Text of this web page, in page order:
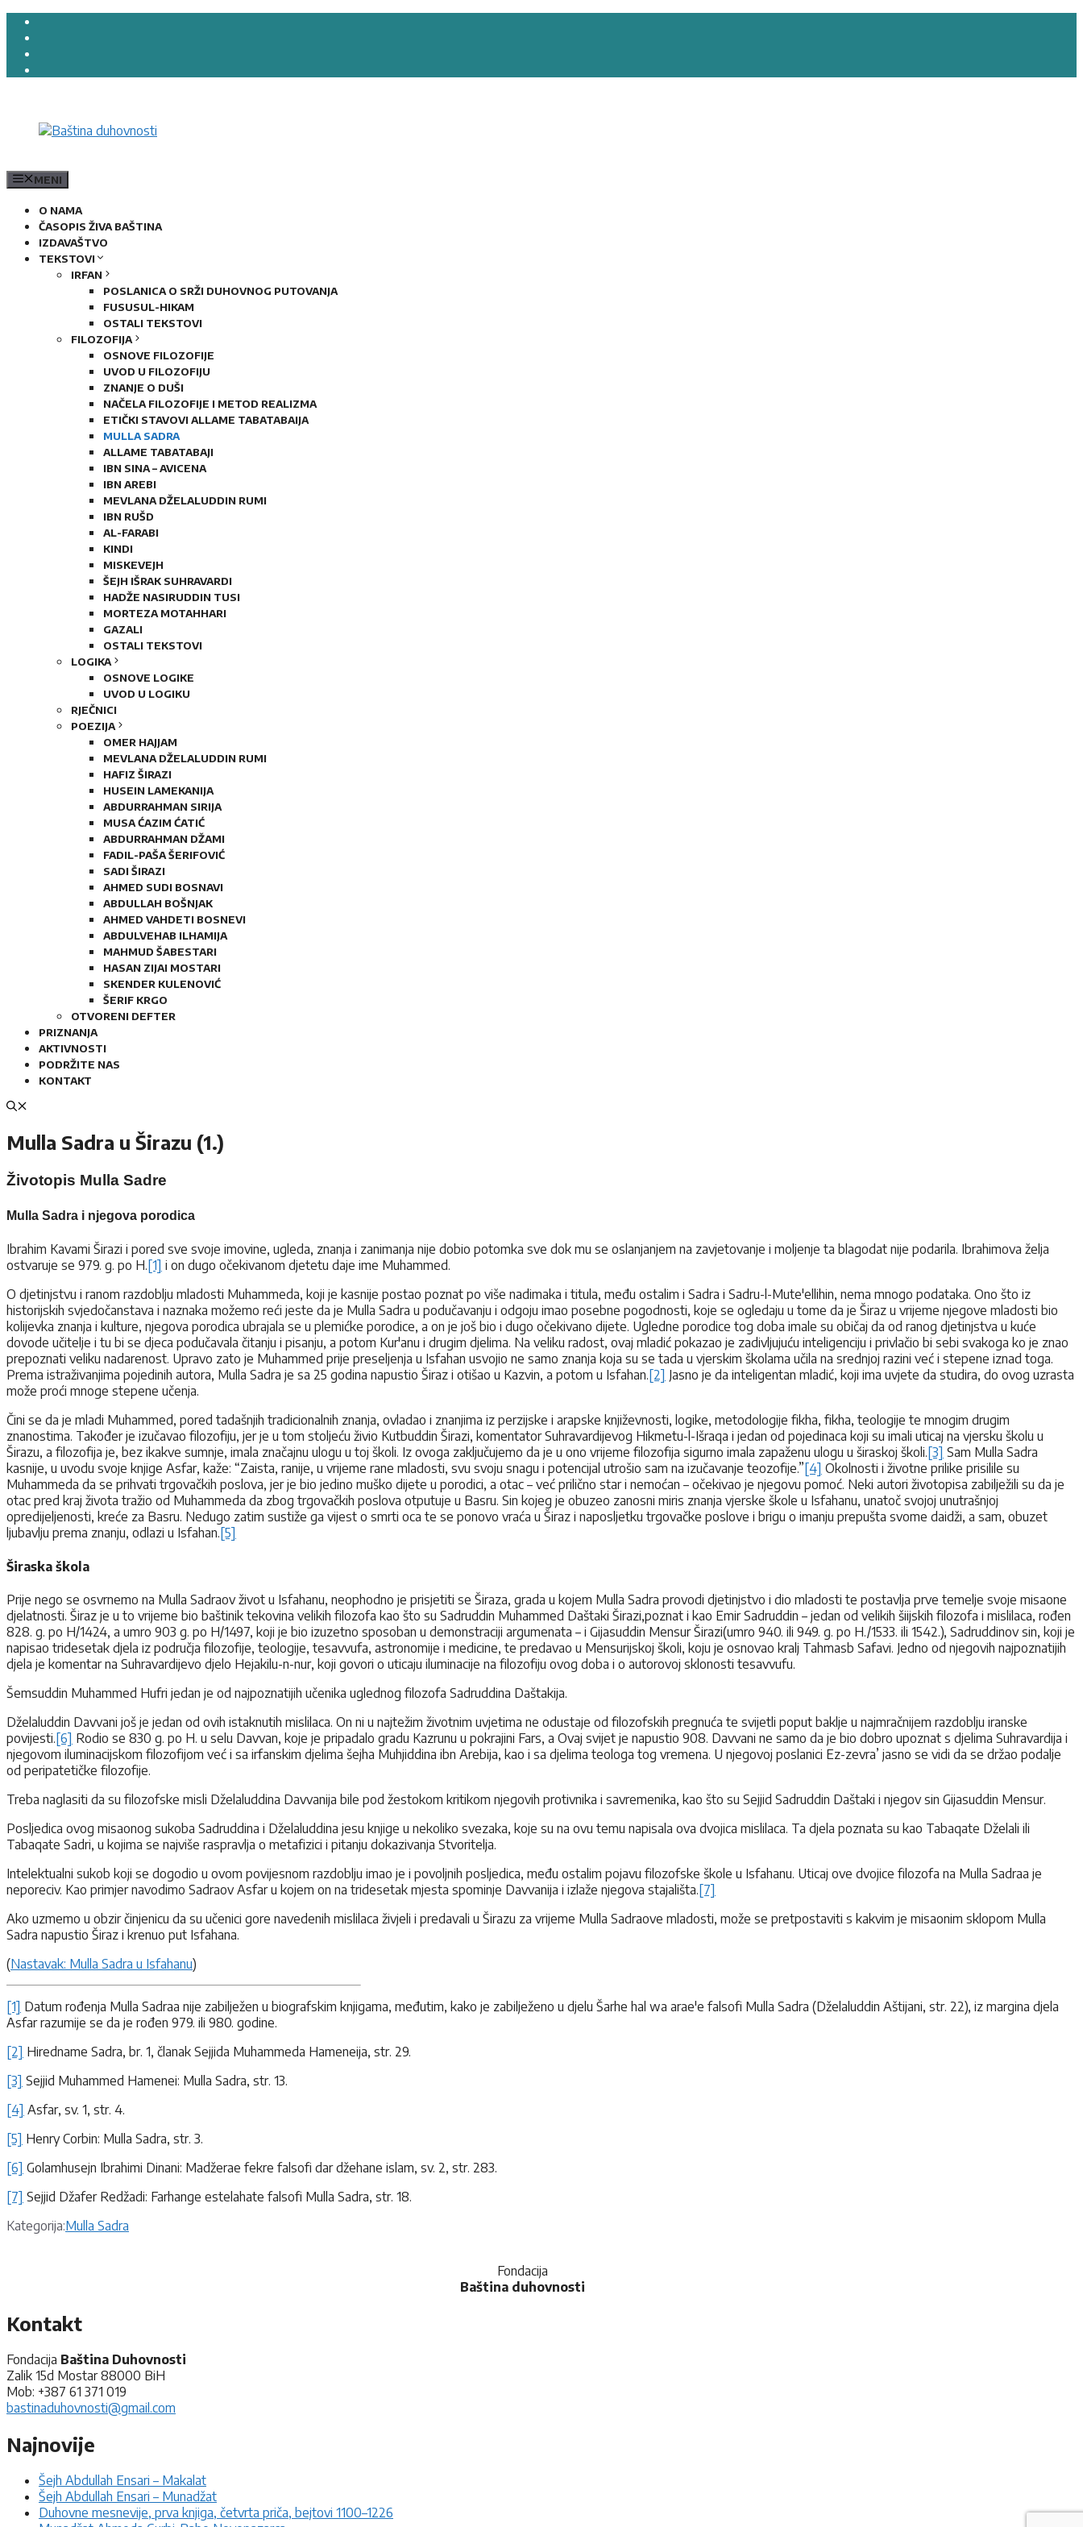
Preskoči
sadržaj
MENI
O NAMA
ČASOPIS ŽIVA BAŠTINA
IZDAVAŠTVO
TEKSTOVI
IRFAN
POSLANICA O SRŽI DUHOVNOG PUTOVANJA
FUSUSUL-HIKAM
OSTALI TEKSTOVI
FILOZOFIJA
OSNOVE FILOZOFIJE
UVOD U FILOZOFIJU
ZNANJE O DUŠI
NAČELA FILOZOFIJE I METOD REALIZMA
ETIČKI STAVOVI ALLAME TABATABAIJA
MULLA SADRA
ALLAME TABATABAJI
IBN SINA – AVICENA
IBN AREBI
MEVLANA DŽELALUDDIN RUMI
IBN RUŠD
AL-FARABI
KINDI
MISKEVEJH
ŠEJH IŠRAK SUHRAVARDI
HADŽE NASIRUDDIN TUSI
MORTEZA MOTAHHARI
GAZALI
OSTALI TEKSTOVI
LOGIKA
OSNOVE LOGIKE
UVOD U LOGIKU
RJEČNICI
POEZIJA
OMER HAJJAM
MEVLANA DŽELALUDDIN RUMI
HAFIZ ŠIRAZI
HUSEIN LAMEKANIJA
ABDURRAHMAN SIRIJA
MUSA ĆAZIM ĆATIĆ
ABDURRAHMAN DŽAMI
FADIL-PAŠA ŠERIFOVIĆ
SADI ŠIRAZI
AHMED SUDI BOSNAVI
ABDULLAH BOŠNJAK
AHMED VAHDETI BOSNEVI
ABDULVEHAB ILHAMIJA
MAHMUD ŠABESTARI
HASAN ZIJAI MOSTARI
SKENDER KULENOVIĆ
ŠERIF KRGO
OTVORENI DEFTER
PRIZNANJA
AKTIVNOSTI
PODRŽITE NAS
KONTAKT
Mulla Sadra u Širazu (1.)
Životopis Mulla Sadre
Mulla Sadra i njegova porodica
Ibrahim Kavami Širazi i pored sve svoje imovine, ugleda, znanja i zanimanja nije dobio potomka sve dok mu se oslanjanjem na zavjetovanje i moljenje ta blagodat nije podarila. Ibrahimova želja
ostvaruje se 979. g. po H. [1] i on dugo očekivanom djetetu daje ime Muhammed.
O djetinjstvu i ranom razdoblju mladosti Muhammeda, koji je kasnije postao poznat po više nadimaka i titula, među ostalim i Sadra i Sadru-l-Mute'ellihin, nema mnogo podataka. Ono što iz
historijskih svjedočanstava i naznaka možemo reći jeste da je Mulla Sadra u podučavanju i odgoju imao posebne pogodnosti, koje se ogledaju u tome da je Širaz u vrijeme njegove mladosti bio
kolijevka znanja i kulture, njegova porodica ubrajala se u plemićke porodice, a on je još bio i dugo očekivano dijete. Ugledne porodice tog doba imale su običaj da od ranog djetinjstva u kuće
dovode učitelje i tu bi se djeca podučavala čitanju i pisanju, a potom Kur'anu i drugim djelima. Na veliku radost, ovaj mladić pokazao je zadivljujuću inteligenciju i privlačio bi sebi svakoga ko je znao
prepoznati veliku nadarenost. Upravo zato je Muhammed prije preseljenja u Isfahan usvojio ne samo znanja koja su se tada u vjerskim školama učila na srednjoj razini već i stepene iznad toga.
Prema istraživanjima pojedinih autora, Mulla Sadra je sa 25 godina napustio Širaz i otišao u Kazvin, a potom u Isfahan. [2] Jasno je da inteligentan mladić, koji ima uvjete da studira, do ovog uzrasta
može proći mnoge stepene učenja.
Čini se da je mladi Muhammed, pored tadašnjih tradicionalnih znanja, ovladao i znanjima iz perzijske i arapske književnosti, logike, metodologije fikha, fikha, teologije te mnogim drugim
znanostima. Također je izučavao filozofiju, jer je u tom stoljeću živio Kutbuddin Širazi, komentator Suhravardijevog Hikmetu-l-Išraqa i jedan od pojedinaca koji su imali uticaj na vjersku školu u
Širazu, a filozofija je, bez ikakve sumnje, imala značajnu ulogu u toj školi. Iz ovoga zaključujemo da je u ono vrijeme filozofija sigurno imala zapaženu ulogu u širaskoj školi. [3] Sam Mulla Sadra
kasnije, u uvodu svoje knjige Asfar, kaže: “Zaista, ranije, u vrijeme rane mladosti, svu svoju snagu i potencijal utrošio sam na izučavanje teozofije.” [4] Okolnosti i životne prilike prisilile su
Muhammeda da se prihvati trgovačkih poslova, jer je bio jedino muško dijete u porodici, a otac – već prilično star i nemoćan – očekivao je njegovu pomoć. Neki autori životopisa zabilježili su da je
otac pred kraj života tražio od Muhammeda da zbog trgovačkih poslova otputuje u Basru. Sin kojeg je obuzeo zanosni miris znanja vjerske škole u Isfahanu, unatoč svojoj unutrašnjoj
opredijeljenosti, kreće za Basru. Nedugo zatim sustiže ga vijest o smrti oca te se ponovo vraća u Širaz i naposljetku trgovačke poslove i brigu o imanju prepušta svome daidži, a sam, obuzet
ljubavlju prema znanju, odlazi u Isfahan. [5]
Širaska škola
Prije nego se osvrnemo na Mulla Sadraov život u Isfahanu, neophodno je prisjetiti se Širaza, grada u kojem Mulla Sadra provodi djetinjstvo i dio mladosti te postavlja prve temelje svoje misaone
djelatnosti. Širaz je u to vrijeme bio baštinik tekovina velikih filozofa kao što su Sadruddin Muhammed Daštaki Širazi,poznat i kao Emir Sadruddin – jedan od velikih šiijskih filozofa i mislilaca, rođen
828. g. po H/1424, a umro 903 g. po H/1497, koji je bio izuzetno sposoban u demonstraciji argumenata – i Gijasuddin Mensur Širazi(umro 940. ili 949. g. po H./1533. ili 1542.), Sadruddinov sin, koji je
napisao tridesetak djela iz područja filozofije, teologije, tesavvufa, astronomije i medicine, te predavao u Mensurijskoj školi, koju je osnovao kralj Tahmasb Safavi. Jedno od njegovih najpoznatijih
djela je komentar na Suhravardijevo djelo Hejakilu-n-nur, koji govori o uticaju iluminacije na filozofiju ovog doba i o autorovoj sklonosti tesavvufu.
Šemsuddin Muhammed Hufri jedan je od najpoznatijih učenika uglednog filozofa Sadruddina Daštakija.
Dželaluddin Davvani još je jedan od ovih istaknutih mislilaca. On ni u najtežim životnim uvjetima ne odustaje od filozofskih pregnuća te svijetli poput baklje u najmračnijem razdoblju iranske
povijesti.[6] Rodio se 830 g. po H. u selu Davvan, koje je pripadalo gradu Kazrunu u pokrajini Fars, a Ovaj svijet je napustio 908. Davvani ne samo da je bio dobro upoznat s djelima Suhravardija i
njegovom iluminacijskom filozofijom već i sa irfanskim djelima šejha Muhjiddina ibn Arebija, kao i sa djelima teologa tog vremena. U njegovoj poslanici Ez-zevra’ jasno se vidi da se držao podalje
od peripatetičke filozofije.
Treba naglasiti da su filozofske misli Dželaluddina Davvanija bile pod žestokom kritikom njegovih protivnika i savremenika, kao što su Sejjid Sadruddin Daštaki i njegov sin Gijasuddin Mensur.
Posljedica ovog misaonog sukoba Sadruddina i Dželaluddina jesu knjige u nekoliko svezaka, koje su na ovu temu napisala ova dvojica mislilaca. Ta djela poznata su kao Tabaqate Dželali ili
Tabaqate Sadri, u kojima se najviše raspravlja o metafizici i pitanju dokazivanja Stvoritelja.
Intelektualni sukob koji se dogodio u ovom povijesnom razdoblju imao je i povoljnih posljedica, među ostalim pojavu filozofske škole u Isfahanu. Uticaj ove dvojice filozofa na Mulla Sadraa je
neporeciv. Kao primjer navodimo Sadraov Asfar u kojem on na tridesetak mjesta spominje Davvanija i izlaže njegova stajališta.[7]
Ako uzmemo u obzir činjenicu da su učenici gore navedenih mislilaca živjeli i predavali u Širazu za vrijeme Mulla Sadraove mladosti, može se pretpostaviti s kakvim je misaonim sklopom Mulla
Sadra napustio Širaz i krenuo put Isfahana.
(Nastavak: Mulla Sadra u Isfahanu)
[1] Datum rođenja Mulla Sadraa nije zabilježen u biografskim knjigama, međutim, kako je zabilježeno u djelu Šarhe hal wa arae'e falsofi Mulla Sadra (Dželaluddin Aštijani, str. 22), iz margina djela
Asfar razumije se da je rođen 979. ili 980. godine.
[2] Hiredname Sadra, br. 1, članak Sejjida Muhammeda Hameneija, str. 29.
[3] Sejjid Muhammed Hamenei: Mulla Sadra, str. 13.
[4] Asfar, sv. 1, str. 4.
[5] Henry Corbin: Mulla Sadra, str. 3.
[6] Golamhusejn Ibrahimi Dinani: Madžerae fekre falsofi dar džehane islam, sv. 2, str. 283.
[7] Sejjid Džafer Redžadi: Farhange estelahate falsofi Mulla Sadra, str. 18.
Kategorija:Kategorije
Mulla Sadra
Fondacija
Baština duhovnosti
Kontakt
Fondacija Baština Duhovnosti
Zalik 15d Mostar 88000 BiH
Mob: +387 61 371 019
bastinaduhovnosti@gmail.com
Najnovije
Šejh Abdullah Ensari – Makalat
Šejh Abdullah Ensari – Munadžat
Duhovne mesnevije, prva knjiga, četvrta priča, bejtovi 1100–1226